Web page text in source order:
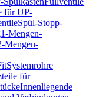
für UP-
Spül-Stopp-
1-Mengen-
Mengen-
Systemrohre
für
Innenliegende